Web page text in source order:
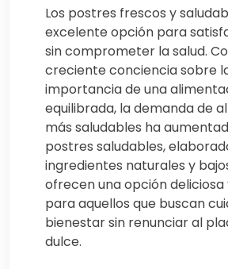
Los postres frescos y
excelente opción para
sin comprometer la salud.
creciente conciencia sobre
importancia de una
equilibrada, la demanda de
más saludables ha
postres saludables,
ingredientes naturales y
ofrecen una opción
para aquellos que buscan
bienestar sin renunciar al
dulce.